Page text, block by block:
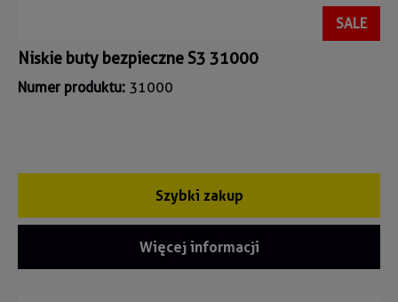
SALE
Niskie buty bezpieczne S3 31000
Numer produktu: 31000
Szybki zakup
Więcej informacji